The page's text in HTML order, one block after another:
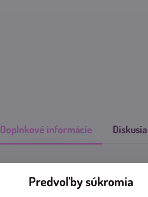
Doplnkové informácie Diskusia
Predvoľby súkromia